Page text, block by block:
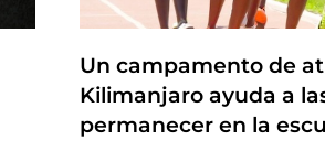
Un campamento de
Kilimanjaro ayuda a
permanecer en la